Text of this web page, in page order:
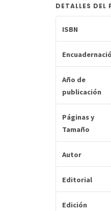
DETALLES DEL
ISBN
Año de
publicación
Páginas y
Tamaño
Autor
Editorial
Edición